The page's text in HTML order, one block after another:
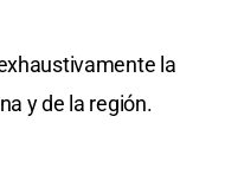
la
y de la región.